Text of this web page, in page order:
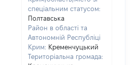
спеціальним статусом:
Полтавська
Район в області та
Автономній Республіці
Крим: Кременчуцький
Територіальна громада: